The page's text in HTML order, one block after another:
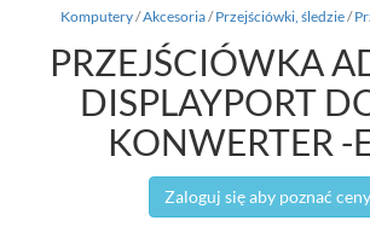
Komputery/Akcesoria/Przejściówki, śledzie/
PRZEJŚCIÓWKA
DISPLAYPORT
KONWERTER -
Zaloguj się aby poznać